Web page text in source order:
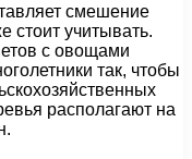
смешение
стоит учитывать.
с овощами
так, чтобы
располагают на